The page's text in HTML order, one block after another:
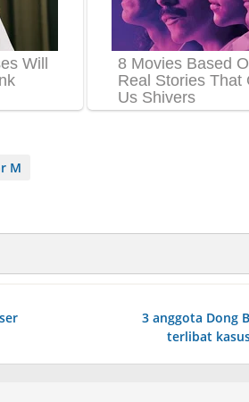
M
3 anggota Dong
terlibat